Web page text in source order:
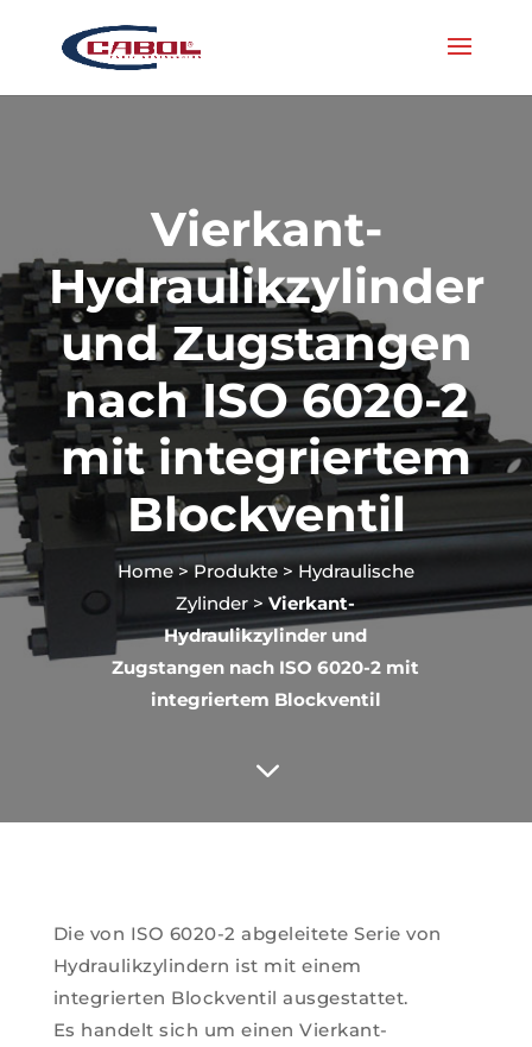
Vierkant-
Hydraulikzylinder
und Zugstangen
nach ISO 6020-2
mit integriertem
Blockventil
Home>Produkte> Hydraulische
Zylinder >Vierkant-
Hydraulikzylinder und
Zugstangen nach ISO 6020-2 mit
integriertem Blockventil
3
Die von ISO 6020-2 abgeleitete Serie von
Hydraulikzylindern ist mit einem
integrierten Blockventil ausgestattet.
Es handelt sich um einen Vierkant-